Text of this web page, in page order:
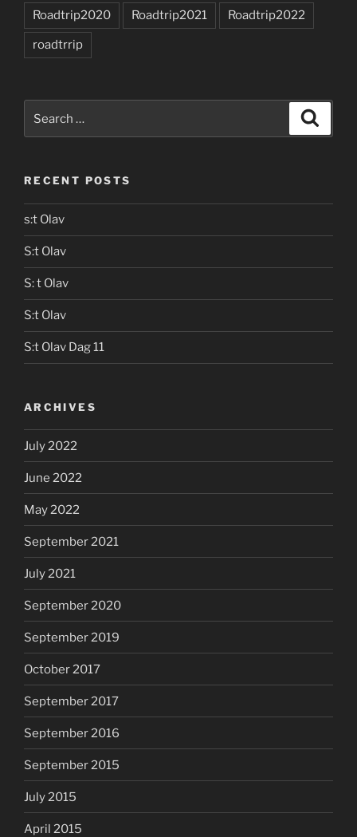
Roadtrip2020 Roadtrip2021 Roadtrip2022
roadtrrip
for:
RECENT POSTS
s:t Olav
S:t Olav
S: t Olav
S:t Olav
S:t Olav Dag 11
ARCHIVES
July 2022
June 2022
May 2022
September 2021
July 2021
September 2020
September 2019
October 2017
September 2017
September 2016
September 2015
July 2015
April 2015